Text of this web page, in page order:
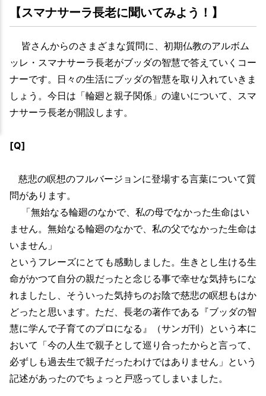
【スマナサーラ長老に聞いてみよう！】
皆さんからのさまざまな質問に、初期仏教のアルボム
ッレ・スマナサーラ長老がブッダの智慧で答えていくコー
ナーです。日々の生活にブッダの智慧を取り入れていきま
しょう。今日は「輪廻と親子関係」の違いについて、スマ
ナサーラ長老が開設します。
[Q]
慈悲の瞑想のフルバージョンに登場する言葉について質
問があります。
「無始なる輪廻のなかで、私の母でなかった生命はい
ません。無始なる輪廻のなかで、私の父でなかった生命は
いません」
というフレーズにとても感動しました。生きとし生ける生
命がかつて自分の親だったと念じる事で幸せな気持ちにな
れましたし、そういった気持ちのお陰で慈悲の瞑想もはか
どったと思います。ただ、長老の著作である『ブッダの智
慧に学んで子育てのプロになる』（サンガ刊）という本に
おいて「今の人生で親子として巡り合ったからと言って、
必ずしも過去生で親子だったわけではありません」という
記述があったのでちょっと戸惑ってしまいました。